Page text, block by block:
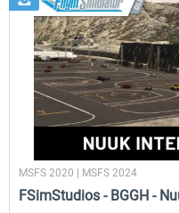
MSFS 2020 | MSFS 2024
FSimStudios - BGGH -